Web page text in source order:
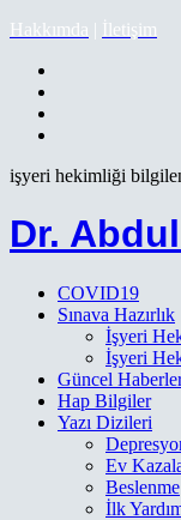
Hakkımda | İletişim
işyeri hekimliği
Dr.
COVID19
Sınava Hazırlık
İşyeri
İşyeri
Güncel
Hap Bilgiler
Yazı Dizileri
Ev
Beslenme
İlk